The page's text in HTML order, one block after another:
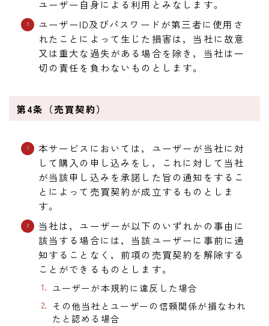
ユーザー自身による利用とみなします。
ユーザーID及びパスワードが第三者に使用さ
れたことによって生じた損害は，当社に故意
又は重大な過失がある場合を除き，当社は一
切の責任を負わないものとします。
第4条（売買契約）
本サービスにおいては，ユーザーが当社に対
して購入の申し込みをし，これに対して当社
が当該申し込みを承諾した旨の通知をするこ
とによって売買契約が成立するものとしま
す。
当社は，ユーザーが以下のいずれかの事由に
該当する場合には，当該ユーザーに事前に通
知することなく，前項の売買契約を解除する
ことができるものとします。
ユーザーが本規約に違反した場合
その他当社とユーザーの信頼関係が損なわれ
たと認める場合